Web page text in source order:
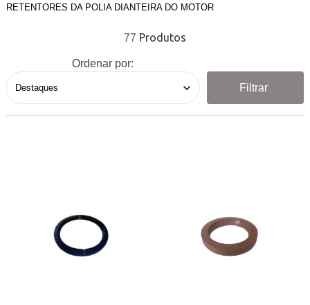
RETENTORES DA POLIA DIANTEIRA DO MOTOR
77
Ordenar por:
Filtrar